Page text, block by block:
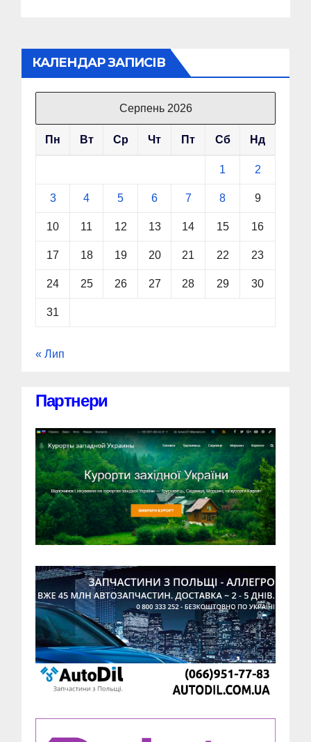
КАЛЕНДАР ЗАПИСІВ
Серпень 2026
Пн Вт Ср Чт Пт Сб Нд
1 2
3 4 5 6 7 8 9
10 11 12 13 14 15 16
17 18 19 20 21 22 23
24 25 26 27 28 29 30
31
« Лип
Партнери